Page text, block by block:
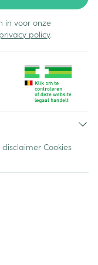
in voor onze
privacy policy.
disclaimer Cookies